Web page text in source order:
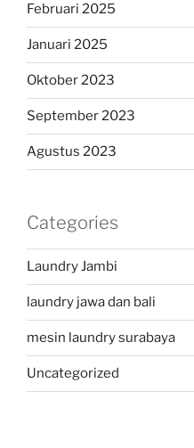
Februari 2025
Januari 2025
Oktober 2023
September 2023
Agustus 2023
Categories
Laundry Jambi
laundry jawa dan bali
mesin laundry surabaya
Uncategorized